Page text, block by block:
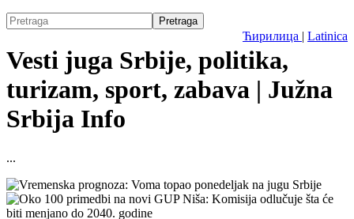
Ћирилица | Latinica
Vesti juga Srbije, politika,
turizam, sport, zabava | Južna
Srbija Info
...